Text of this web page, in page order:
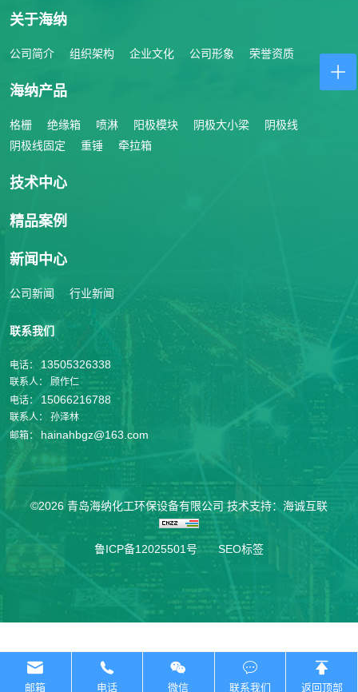
关于海纳
公司简介 组织架构 企业文化 公司形象 荣誉资质
海纳产品
格栅 绝缘箱 喷淋 阳极模块 阴极大小梁
阴极线
阴极线固定
重锤 牵拉箱
技术中心
精品案例
新闻中心
公司新闻 行业新闻
联系我们
电话： 13505326338
联系人：
顾作仁
电话：
15066216788
联系人：
孙泽林
邮箱：
hainahbgz@163.com
©2026 青岛海纳化工环保设备有限公司技术支持：海诚互联
鲁ICP备12025501号 SEO标签
邮箱 电话 微信 联系我们 返回顶部